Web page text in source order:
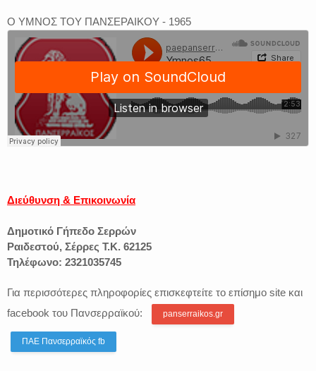
Ο ΥΜΝΟΣ ΤΟΥ ΠΑΝΣΕΡΑΙΚΟΥ - 1965
Διεύθυνση & Επικοινωνία
Δημοτικό Γήπεδο Σερρών
Ραιδεστού, Σέρρες Τ.Κ. 62125
Τηλέφωνο: 2321035745
Για περισσότερες πληροφορίες επισκεφτείτε το επίσημο site και
facebook του Πανσερραϊκού: panserraikos.gr
ΠΑΕ Πανσερραϊκός fb